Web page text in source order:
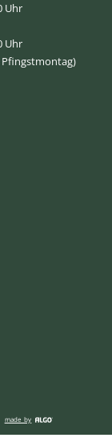
Uhr
Uhr
made by